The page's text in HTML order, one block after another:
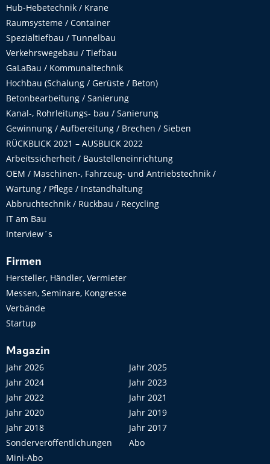
Hub-Hebetechnik / Krane
Raumsysteme / Container
Spezialtiefbau / Tunnelbau
Verkehrswegebau / Tiefbau
GaLaBau / Kommunaltechnik
Hochbau (Schalung / Gerüste / Beton)
Betonbearbeitung / Sanierung
Kanal-, Rohrleitungs- bau / Sanierung
Gewinnung / Aufbereitung / Brechen / Sieben
RÜCKBLICK 2021 – AUSBLICK 2022
Arbeitssicherheit / Baustelleneinrichtung
OEM / Maschinen-, Fahrzeug- und Antriebstechnik /
Wartung / Pflege / Instandhaltung
Abbruchtechnik / Rückbau / Recycling
IT am Bau
Interview´s
Firmen
Hersteller, Händler, Vermieter
Messen, Seminare, Kongresse
Verbände
Startup
Magazin
Jahr 2026
Jahr 2025
Jahr 2024
Jahr 2023
Jahr 2022
Jahr 2021
Jahr 2020
Jahr 2019
Jahr 2018
Jahr 2017
Sonderveröffentlichungen
Abo
Mini-Abo